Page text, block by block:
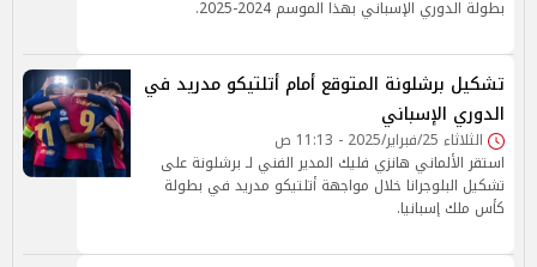
بطولة الدوري الإسباني بهذا الموسم 2024-2025.
تشكيل برشلونة المتوقع أمام أتلتيكو مدريد في
الدوري الإسباني
الثلاثاء 25/فبراير/2025 - 11:13 ص
استقر الألماني هانزي فليك المدير الفني لـ برشلونة على
تشكيل البلوجرانا خلال مواجهة أتلتيكو مدريد في بطولة
كأس ملك إسبانيا.